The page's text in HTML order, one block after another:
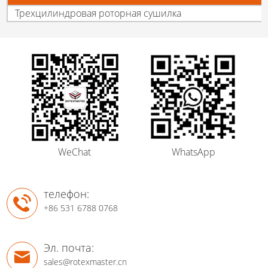
Трехцилиндровая роторная сушилка
WeChat WhatsApp
телефон:
+86 531 6788 0768
Эл. почта:
sales@rotexmaster.cn